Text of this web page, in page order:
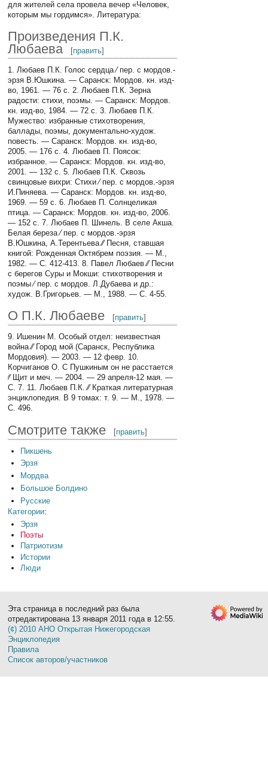
для жителей села провела вечер «Человек,
которым мы гордимся». Литература:
Произведения П.К.
Любаева
[править]
1. Любаев П.К. Голос сердца ⁄ пер. с мордов.-
эрзя В.Юшкина. — Саранск: Мордов. кн. изд-
во, 1961. — 76 с. 2. Любаев П.К. Зерна
радости: стихи, поэмы. — Саранск: Мордов.
кн. изд-во, 1984. — 72 с. 3. Любаев П.К.
Мужество: избранные стихотворения,
баллады, поэмы, документально-худож.
повесть. — Саранск: Мордов. кн. изд-во,
2005. — 176 с. 4. Любаев П. Поясок:
избранное. — Саранск: Мордов. кн. изд-во,
2001. — 132 с. 5. Любаев П.К. Сквозь
свинцовые вихри: Стихи ⁄ пер. с мордов.-эрзя
И.Пиняева. — Саранск: Мордов. кн. изд-во,
1969. — 59 с. 6. Любаев П. Солнцеликая
птица. — Саранск: Мордов. кн. изд-во, 2006.
— 152 с. 7. Любаев П. Шинель. В селе Акша.
Белая береза ⁄ пер. с мордов.-эрзя
В.Юшкина, А.Терентьева ⁄⁄ Песня, ставшая
книгой: Рожденная Октябрем поэзия. — М.,
1982. — С. 412-413. 8. Павел Любаев ⁄⁄ Песни
с берегов Суры и Мокши: стихотворения и
поэмы ⁄ пер. с мордов. Л.Дубаева и др.:
худож. В.Григорьев. — М., 1988. — С. 4-55.
О П.К. Любаеве [править]
9. Ишенин М. Особый отдел: неизвестная
война ⁄⁄ Город мой (Саранск, Республика
Мордовия). — 2003. — 12 февр. 10.
Корчиганов О. С Пушкиным он не расстается
⁄⁄ Щит и меч. — 2004. — 29 апреля-12 мая. —
С. 7. 11. Любаев П.К. ⁄⁄ Краткая литературная
энциклопедия. В 9 томах: т. 9. — М., 1978. —
С. 496.
Смотрите также [править]
Пикшень
Эрзя
Мордва
Большое Болдино
Русские
Категории:
Эрзя
Поэты
Патриотизм
Истории
Люди
Эта страница в последний раз была
отредактирована 13 января 2011 года в 12:55.
(¢) 2010 АНО Открытая Нижегородская
Энциклопедия
Правила
Список авторов/участников